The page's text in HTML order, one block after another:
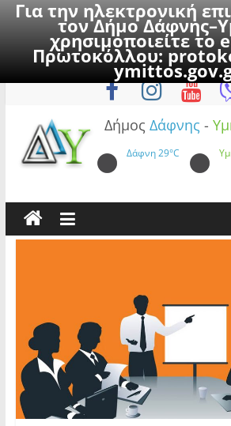
Για την ηλεκτρονική
τον Δήμο
χρησιμοποιείτε το
Πρωτοκόλλου:
to
Δευτέρα, 10 Αυγούστου
Δήμος Δάφνης -
Δάφνη29°C